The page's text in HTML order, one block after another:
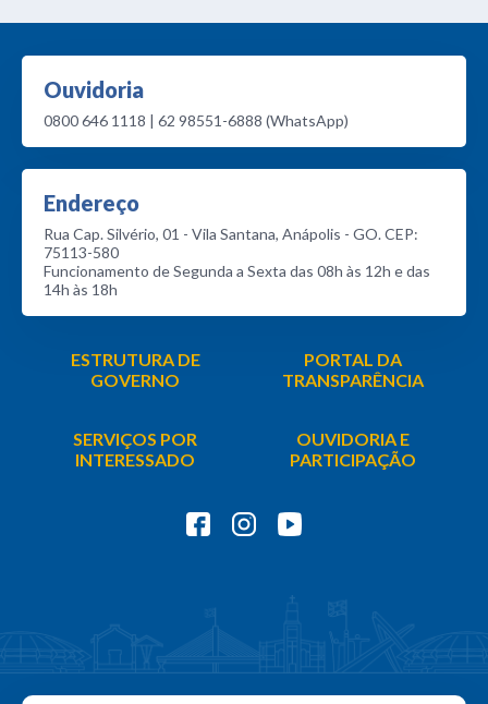
Ouvidoria
0800 646 1118 | 62 98551-6888 (WhatsApp)
Endereço
Rua Cap. Silvério, 01 - Vila Santana, Anápolis - GO. CEP:
75113-580
Funcionamento de Segunda a Sexta das 08h às 12h e das
14h às 18h
ESTRUTURA DE
GOVERNO
PORTAL DA
TRANSPARÊNCIA
SERVIÇOS POR
INTERESSADO
OUVIDORIA E
PARTICIPAÇÃO